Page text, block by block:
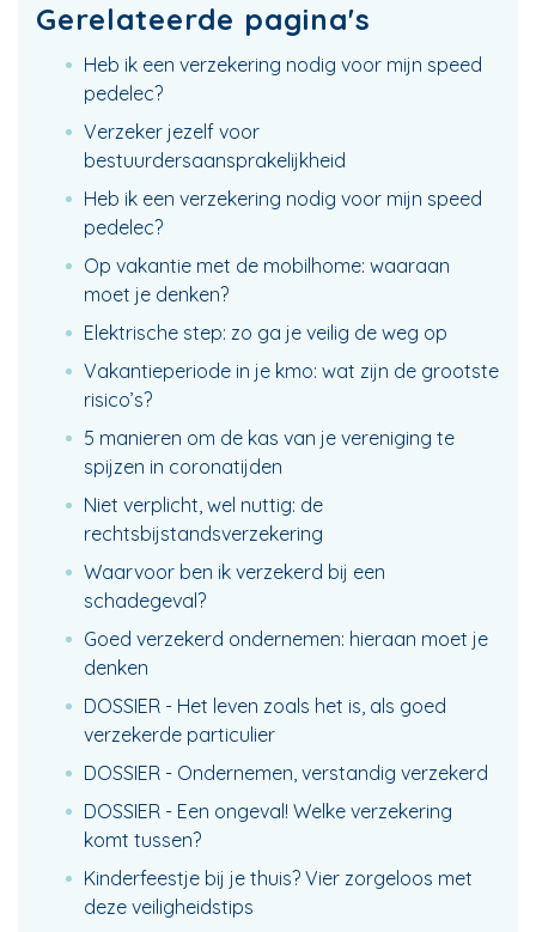
Gerelateerde pagina's
Heb ik een verzekering nodig voor mijn speed
pedelec?
Verzeker jezelf voor
bestuurdersaansprakelijkheid
Heb ik een verzekering nodig voor mijn speed
pedelec?
Op vakantie met de mobilhome: waaraan
moet je denken?
Elektrische step: zo ga je veilig de weg op
Vakantieperiode in je kmo: wat zijn de grootste
risico’s?
5 manieren om de kas van je vereniging te
spijzen in coronatijden
Niet verplicht, wel nuttig: de
rechtsbijstandsverzekering
Waarvoor ben ik verzekerd bij een
schadegeval?
Goed verzekerd ondernemen: hieraan moet je
denken
DOSSIER - Het leven zoals het is, als goed
verzekerde particulier
DOSSIER - Ondernemen, verstandig verzekerd
DOSSIER - Een ongeval! Welke verzekering
komt tussen?
Kinderfeestje bij je thuis? Vier zorgeloos met
deze veiligheidstips